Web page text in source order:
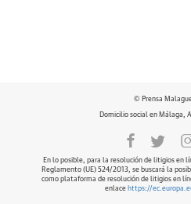
© Prensa
Domicilio social en Málaga,
En lo posible, para la resolución de litigios en
Reglamento (UE) 524/2013, se buscará la
como plataforma de resolución de litigios en
enlace https://